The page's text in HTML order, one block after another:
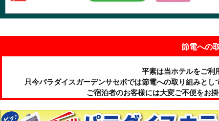
節電への
平素は当ホテルをご利
只今パラダイスガーデンサセボでは節電への取り組みと
ご宿泊者のお客様には大変ご不便をお